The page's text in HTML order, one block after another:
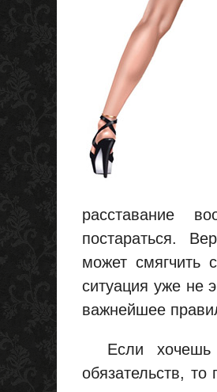
расставание
постараться.
может
ситуация уже не
важнейшее
Если хочешь
обязательств, то